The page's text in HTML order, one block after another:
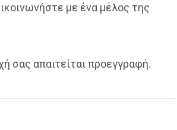
με ένα μέλος της
σας απαιτείται προεγγραφή.